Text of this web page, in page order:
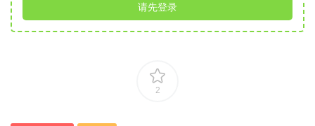
请先登录
2